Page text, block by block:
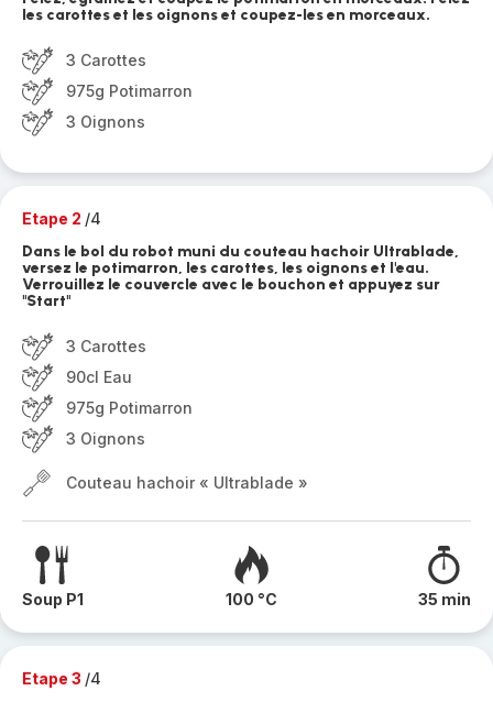
les carottes et les oignons et coupez-les en morceaux.
3 Carottes
975g Potimarron
3 Oignons
Etape 2 /4
Dans le bol du robot muni du couteau hachoir Ultrablade,
versez le potimarron, les carottes, les oignons et l'eau.
Verrouillez le couvercle avec le bouchon et appuyez sur
"Start"
3 Carottes
90cl Eau
975g Potimarron
3 Oignons
Couteau hachoir « Ultrablade »
Soup P1 100 °C 35 min
Etape 3 /4